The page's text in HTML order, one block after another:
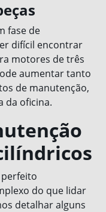
fase de
difícil encontrar
motores de três
aumentar tanto
de manutenção,
da oficina.
do que lidar
detalhar alguns